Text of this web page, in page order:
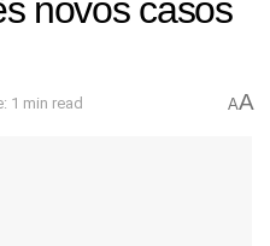
novos casos
1 min read AA